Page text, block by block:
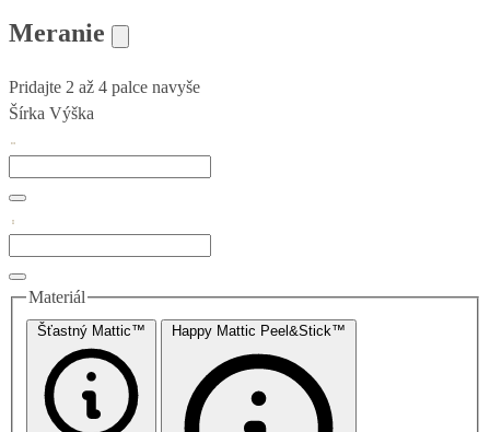
Meranie
Pridajte 2 až 4 palce navyše
Šírka Výška
Materiál
Šťastný Mattic™ Happy Mattic Peel&Stick™